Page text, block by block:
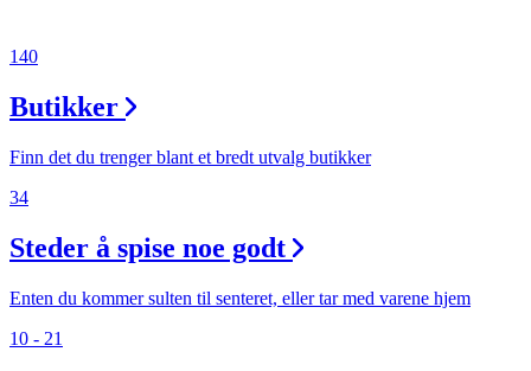
Gavekort
140
Butikker
Finn det du trenger blant et bredt utvalg butikker
34
Steder å spise noe godt
Enten du kommer sulten til senteret, eller tar med varene hjem
10 - 21